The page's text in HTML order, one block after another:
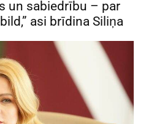
un sabiedrību – par
asi brīdina Siliņa